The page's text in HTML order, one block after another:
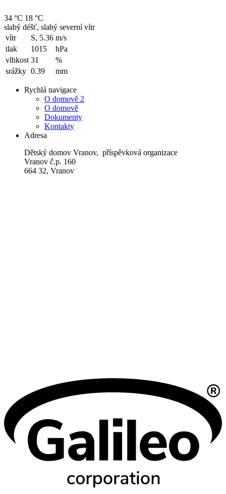
34 °C 18 °C
slabý déšť, slabý severní vítr
vítr
S, 5.36 m/s
tlak
1015
hPa
vlhkost 31
%
srážky 0.39 mm
Rychlá navigace
O domově 2
O domově
Dokumenty
Kontakty
Adresa
Dětský domov Vranov, příspěvková organizace
Vranov č.p. 160
664 32, Vranov